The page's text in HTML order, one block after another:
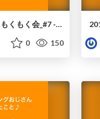
0 150